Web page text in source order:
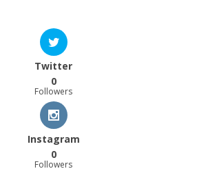
Twitter
0
Followers
Instagram
0
Followers